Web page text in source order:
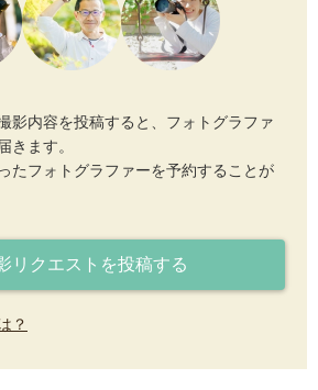
影内容を投稿すると、フォトグラファ
きます。
たフォトグラファーを予約することが
リクエストを投稿する
？